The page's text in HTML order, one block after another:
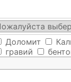
Доломит
гравий